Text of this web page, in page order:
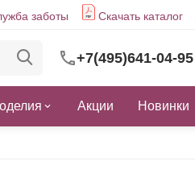
заботы Скачать каталог
+7(495)641-04-95
Акции Новинки